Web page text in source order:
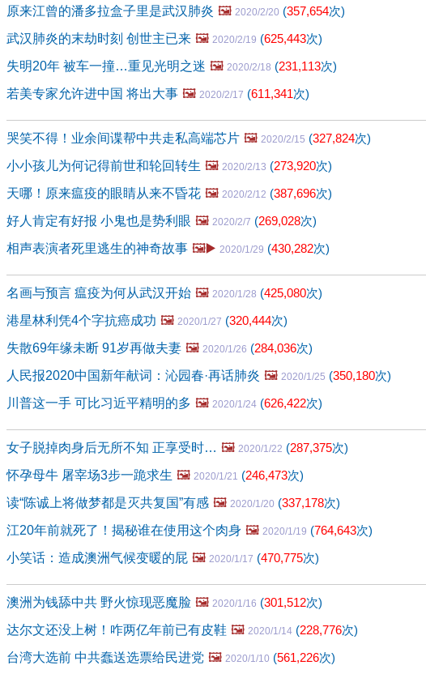
原来江曾的潘多拉盒子里是武汉肺炎 🖼️ 2020/2/20 (357,654次)
武汉肺炎的末劫时刻 创世主已来 🖼️ 2020/2/19 (625,443次)
失明20年 被车一撞…重见光明之迷 🖼️ 2020/2/18 (231,113次)
若美专家允许进中国 将出大事 🖼️ 2020/2/17 (611,341次)
哭笑不得！业余间谍帮中共走私高端芯片 🖼️ 2020/2/15 (327,824次)
小小孩儿为何记得前世和轮回转生 🖼️ 2020/2/13 (273,920次)
天哪！原来瘟疫的眼睛从来不昏花 🖼️ 2020/2/12 (387,696次)
好人肯定有好报 小鬼也是势利眼 🖼️ 2020/2/7 (269,028次)
相声表演者死里逃生的神奇故事 🖼️▶️ 2020/1/29 (430,282次)
名画与预言 瘟疫为何从武汉开始 🖼️ 2020/1/28 (425,080次)
港星林利凭4个字抗癌成功 🖼️ 2020/1/27 (320,444次)
失散69年缘未断 91岁再做夫妻 🖼️ 2020/1/26 (284,036次)
人民报2020中国新年献词：沁园春·再话肺炎 🖼️ 2020/1/25 (350,180次)
川普这一手 可比习近平精明的多 🖼️ 2020/1/24 (626,422次)
女子脱掉肉身后无所不知 正享受时… 🖼️ 2020/1/22 (287,375次)
怀孕母牛 屠宰场3步一跪求生 🖼️ 2020/1/21 (246,473次)
读“陈诚上将做梦都是灭共复国”有感 🖼️ 2020/1/20 (337,178次)
江20年前就死了！揭秘谁在使用这个肉身 🖼️ 2020/1/19 (764,643次)
小笑话：造成澳洲气候变暖的屁 🖼️ 2020/1/17 (470,775次)
澳洲为钱舔中共 野火惊现恶魔脸 🖼️ 2020/1/16 (301,512次)
达尔文还没上树！咋两亿年前已有皮鞋 🖼️ 2020/1/14 (228,776次)
台湾大选前 中共蠢送选票给民进党 🖼️ 2020/1/10 (561,226次)